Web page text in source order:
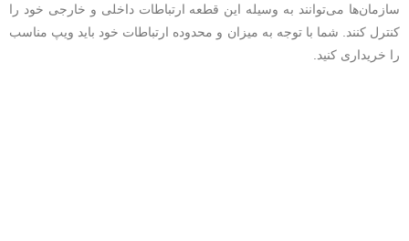
سازمان‌ها می‌توانند به‌ وسیله این قطعه ارتباطات داخلی و خارجی خود را
کنترل کنند. شما با توجه به میزان و محدوده ارتباطات خود باید ویپ مناسب
را خریداری کنید.